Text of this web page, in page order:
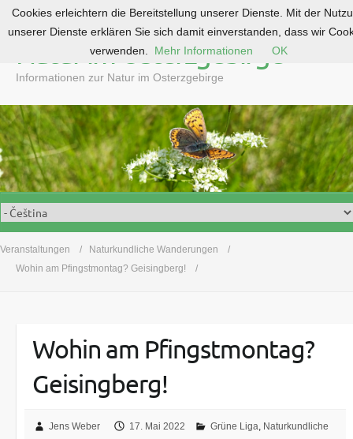
o
c
o
n
t
e
n
Natur im Osterzgebirge
Informationen zur Natur im Osterzgebirge
Veranstaltungen
Naturkundliche Wanderungen
Wohin am Pfingstmontag? Geisingberg!
Wohin am Pfingstmontag?
Geisingberg!
Jens Weber 17. Mai 2022 Grüne Liga, Naturkundliche
Cookies erleichtern die Bereitstellung unserer Dienste. Mit der
unserer Dienste erklären Sie sich damit einverstanden, dass wir
verwenden.
Mehr Informationen OK